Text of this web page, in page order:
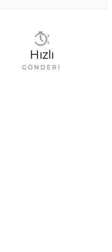
Hızlı
GÖNDERI